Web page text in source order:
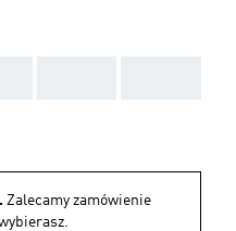
Zalecamy zamówienie